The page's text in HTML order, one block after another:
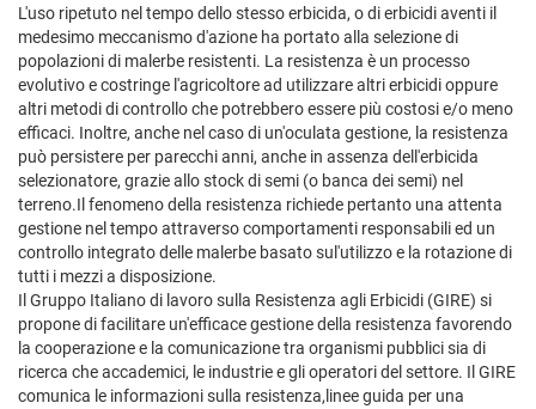
L'uso ripetuto nel tempo dello stesso erbicida, o di erbicidi aventi il
medesimo meccanismo d'azione ha portato alla selezione di
popolazioni di malerbe resistenti. La resistenza è un processo
evolutivo e costringe l'agricoltore ad utilizzare altri erbicidi oppure
altri metodi di controllo che potrebbero essere più costosi e/o meno
efficaci. Inoltre, anche nel caso di un'oculata gestione, la resistenza
può persistere per parecchi anni, anche in assenza dell'erbicida
selezionatore, grazie allo stock di semi (o banca dei semi) nel
terreno.Il fenomeno della resistenza richiede pertanto una attenta
gestione nel tempo attraverso comportamenti responsabili ed un
controllo integrato delle malerbe basato sul'utilizzo e la rotazione di
tutti i mezzi a disposizione.
Il Gruppo Italiano di lavoro sulla Resistenza agli Erbicidi (GIRE) si
propone di facilitare un'efficace gestione della resistenza favorendo
la cooperazione e la comunicazione tra organismi pubblici sia di
ricerca che accademici, le industrie e gli operatori del settore. Il GIRE
comunica le informazioni sulla resistenza,linee guida per una